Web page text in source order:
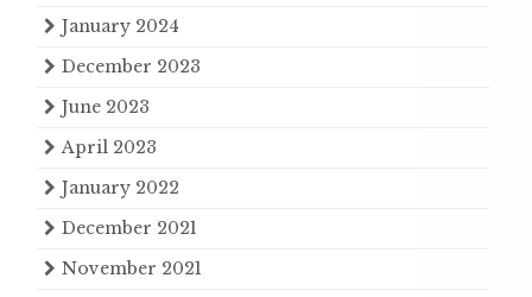
January 2024
December 2023
June 2023
April 2023
January 2022
December 2021
November 2021